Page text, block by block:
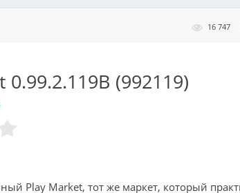
16 747
0.99.2.119B (992119)
Play Market, тот же маркет, который